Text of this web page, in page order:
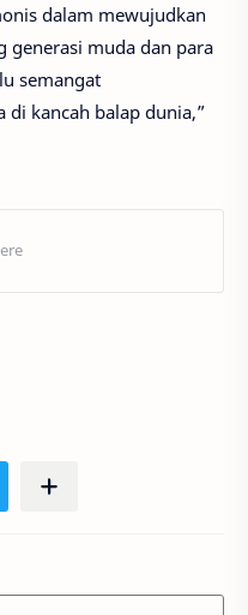
dalam mewujudkan
generasi muda dan para
semangat
kancah balap dunia,”